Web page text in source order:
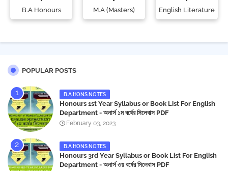
B.A Honours M.A (Masters) English Literature
POPULAR POSTS
B.A HONS NOTES
Honours 1st Year Syllabus or Book List For English
Department - অনার্স ১ম বর্ষের সিলেবাস PDF
February 03, 2023
B.A HONS NOTES
Honours 3rd Year Syllabus or Book List For English
Department - অনার্স ৩য় বর্ষের সিলেবাস PDF